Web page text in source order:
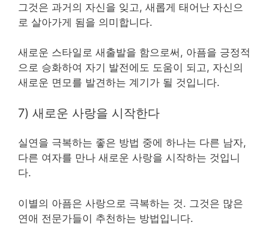
그것은 과거의 자신을 잊고, 새롭게 태어난 자신으
로 살아가게 됨을 의미합니다.
새로운 스타일로 새출발을 함으로써, 아픔을 긍정적
으로 승화하여 자기 발전에도 도움이 되고, 자신의
새로운 면모를 발견하는 계기가 될 것입니다.
7) 새로운 사랑을 시작한다
실연을 극복하는 좋은 방법 중에 하나는 다른 남자,
다른 여자를 만나 새로운 사랑을 시작하는 것입니
다.
이별의 아픔은 사랑으로 극복하는 것. 그것은 많은
연애 전문가들이 추천하는 방법입니다.